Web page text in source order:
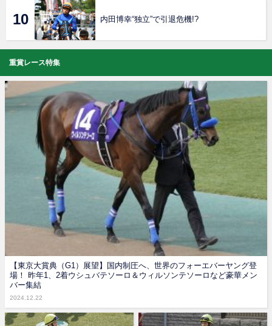
内田博幸“独立”で引退危機!?
重賞レース特集
【東京大賞典（G1）展望】国内制圧へ、世界のフォーエバーヤング登
場！ 昨年1、2着ウシュバテソーロ＆ウィルソンテソーロなど豪華メン
バー集結
2024.12.22